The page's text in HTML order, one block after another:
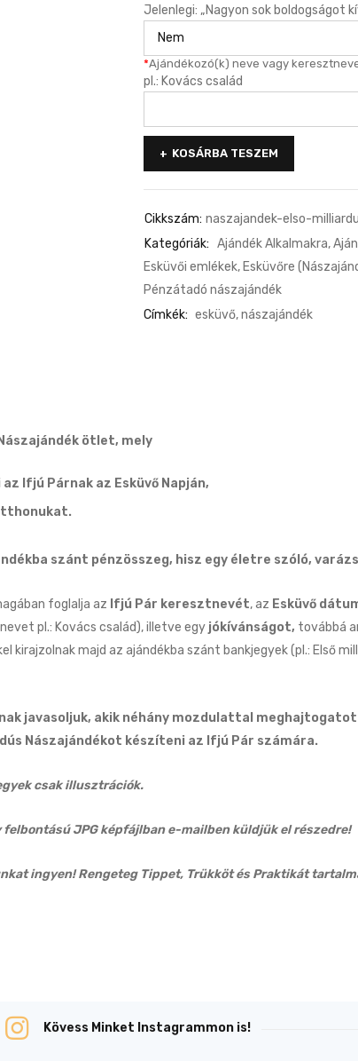
Jelenlegi: „Nagyon sok boldogságot
*Ajándékozó(k) neve vagy
pl.: Kovács család
KOSÁRBA TESZEM
Cikkszám: naszajandek-elso-
Kategóriák: Ajándék Alkalmakra,
Esküvői emlékek, Esküvőre
Pénzátadó nászajándék
Címkék: esküvő,nászajándék
ötlet, mely
Ifjú Párnak az Esküvő Napján,
szánt pénzösszeg, hisz egy életre szóló,
foglalja az Ifjú Pár keresztnevét, az Esküvő
pl.: Kovács család), illetve egy jókívánságot, továbbá
kirajzolnak majd az ajándékba szánt bankjegyek (pl.: Első
javasoljuk, akik néhány mozdulattal
Nászajándékot készíteni az Ifjú Pár számára.
csak illusztrációk.
felbontású JPG képfájlban e-mailben küldjük el részedre!
unkat ingyen! Rengeteg Tippet, Trükköt és Praktikát
Kövess Minket Instagrammon is!